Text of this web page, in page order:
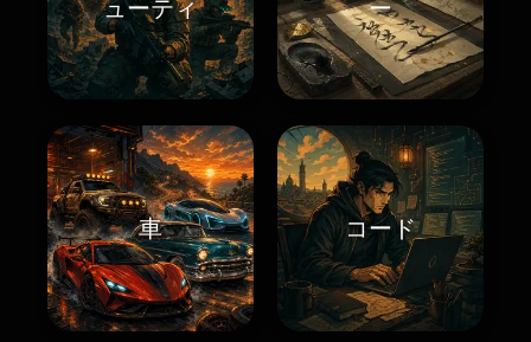
ューティ
ー
車 コード